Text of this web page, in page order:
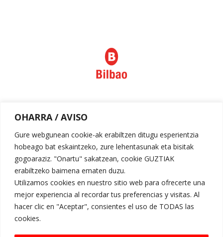
OHARRA / AVISO
Gure webgunean cookie-ak erabiltzen ditugu esperientzia
hobeago bat eskaintzeko, zure lehentasunak eta bisitak
gogoaraziz. "Onartu" sakatzean, cookie GUZTIAK
erabiltzeko baimena ematen duzu.
Utilizamos cookies en nuestro sitio web para ofrecerte una
mejor experiencia al recordar tus preferencias y visitas. Al
hacer clic en "Aceptar", consientes el uso de TODAS las
cookies.
Política de privacidad
Request for Proposal